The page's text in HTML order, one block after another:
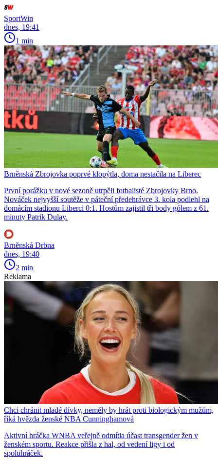
SportWin
dnes, 19:41
1 min
Brněnská Zbrojovka poprvé klopýtla, doma nestačila na Liberec
První porážku v nové sezoně utrpěli fotbalisté Zbrojovky Brno.
Nováček nejvyšší soutěže v páteční předehrávce 3. kola podlehl na
domácím stadionu Liberci 0:1. Hostům zajistil tři body gólem z 61.
minuty Patrik Dulay.
Brněnská Drbna
dnes, 19:40
2 min
Reklama
Chci chránit mladé dívky, neměly by hrát proti biologickým mužům,
říká hvězda ženské NBA Cunninghamová
Aktivní hráčka WNBA veřejně odmítla účast transgender žen v
ženském sportu. Reakce přišla z hal, od vedení ligy i od
spoluhráček.